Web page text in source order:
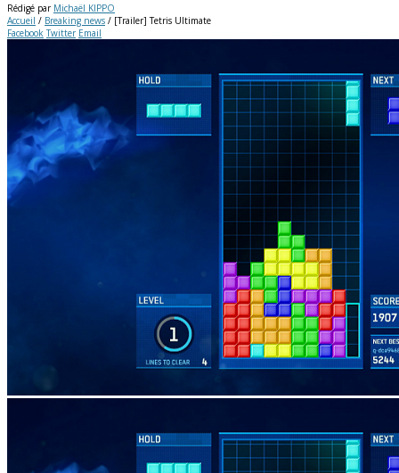
Rédigé par Michaël KIPPO
Accueil / Breaking news / [Trailer] Tetris Ultimate
Facebook Twitter Email